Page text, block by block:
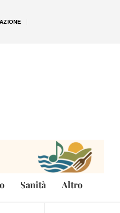
Sanità Altro